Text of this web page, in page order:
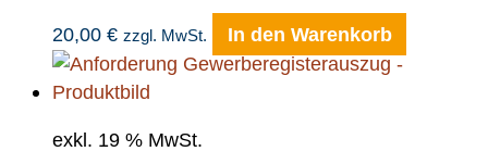
20,00 € zzgl. MwSt. In den Warenkorb
exkl. 19 % MwSt.